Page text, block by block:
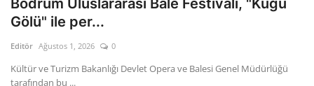
Kültür Sanat Tarih
Sağlık
Bodrum Uluslararası Bale Festivali, "Kuğu
Gölü" ile per...
Editör Ağustos 1, 2026 0
Kültür ve Turizm Bakanlığı Devlet Opera ve Balesi Genel Müdürlüğü
tarafından bu ...